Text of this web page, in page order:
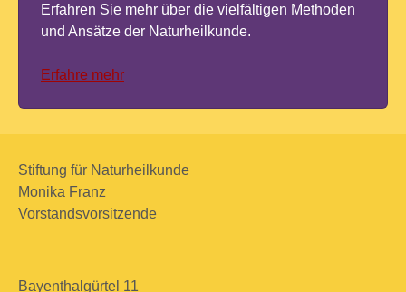
Erfahren Sie mehr über die vielfältigen Methoden
und Ansätze der Naturheilkunde.
Erfahre mehr
Stiftung für Naturheilkunde
Monika Franz
Vorstandsvorsitzende
Bayenthalgürtel 11